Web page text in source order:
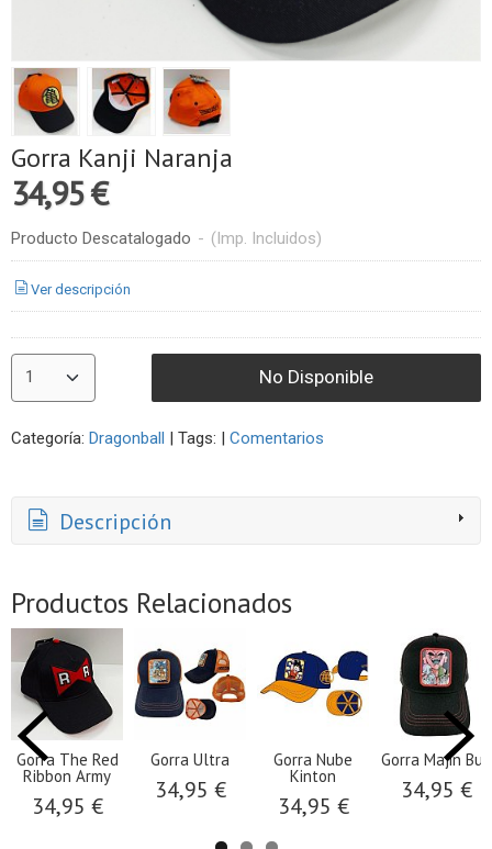
Gorra Kanji Naranja
34,95 €
Producto Descatalogado - (Imp. Incluidos)
Ver descripción
No Disponible
Categoría: Dragonball | Tags: | Comentarios
Descripción
Productos Relacionados
Gorra The Red
Ribbon Army
34,95 €
Gorra Ultra
34,95 €
Gorra Nube
Kinton
34,95 €
Gorra Majin Buu
34,95 €